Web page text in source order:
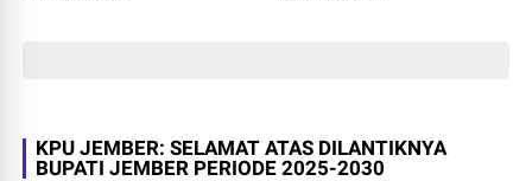
KPU JEMBER: SELAMAT ATAS DILANTIKNYA
BUPATI JEMBER PERIODE 2025-2030